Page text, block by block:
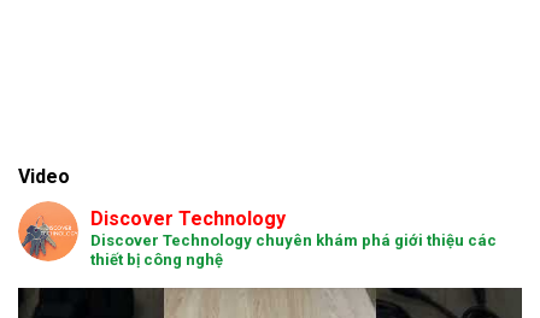
Video
Discover Technology
Discover Technology chuyên khám phá giới thiệu các
thiết bị công nghệ